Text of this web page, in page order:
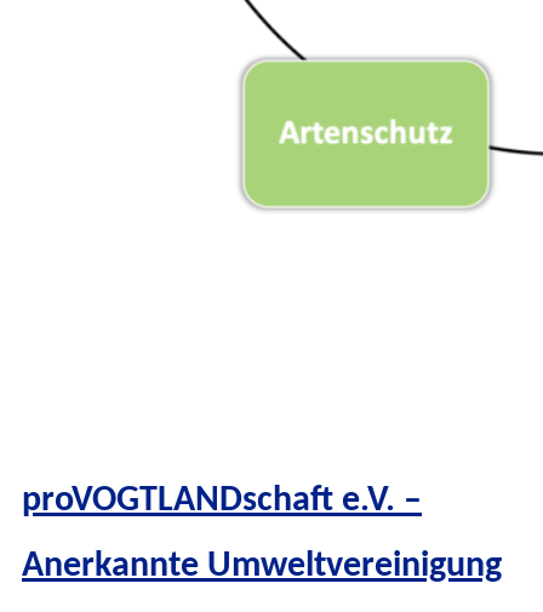
proVOGTLANDschaft e.V. –
Anerkannte Umweltvereinigung